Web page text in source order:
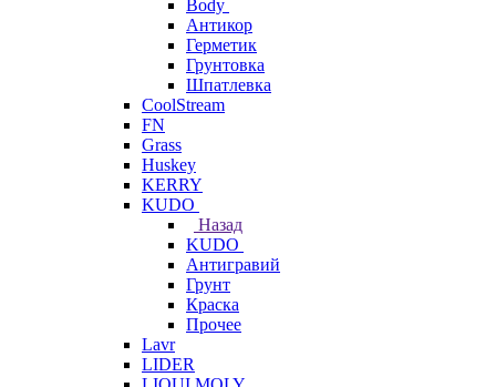
Body
Антикор
Герметик
Грунтовка
Шпатлевка
CoolStream
FN
Grass
Huskey
KERRY
KUDO
Назад
KUDO
Антигравий
Грунт
Краска
Прочее
Lavr
LIDER